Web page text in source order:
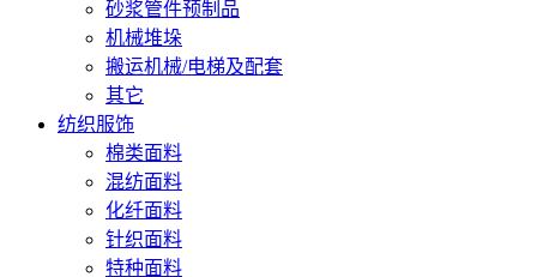
砂浆管件预制品
机械堆垛
搬运机械/电梯及配套
其它
纺织服饰
棉类面料
混纺面料
化纤面料
针织面料
特种面料